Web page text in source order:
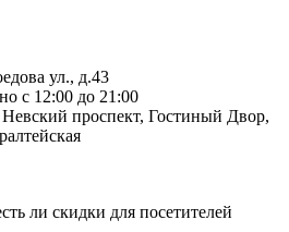
ул., д.43
с 12:00 до 21:00
проспект, Гостиный Двор,